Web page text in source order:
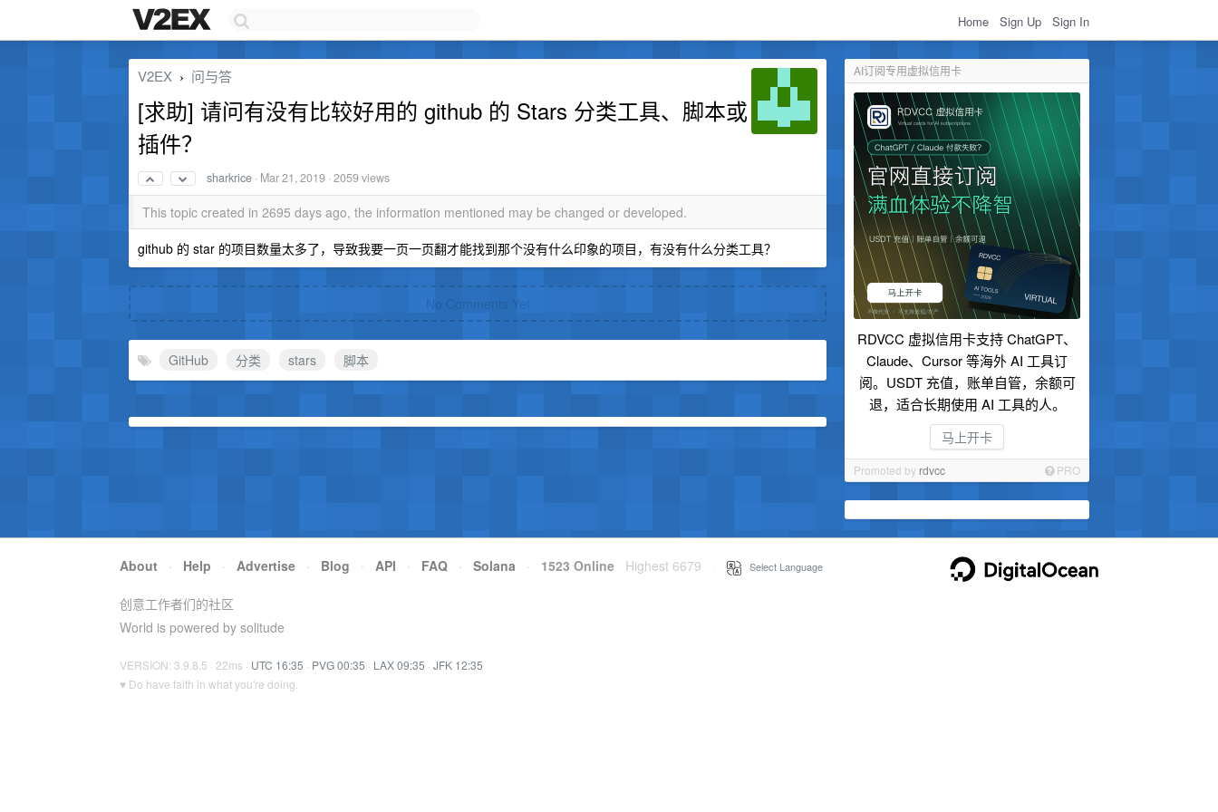
Home Sign Up Sign In
AI订阅专用虚拟信用卡
RDVCC 虚拟信用卡支持 ChatGPT、
Claude、Cursor 等海外 AI 工具订
阅。USDT 充值，账单自管，余额可
退，适合长期使用 AI 工具的人。
马上开卡
Promoted by rdvcc PRO
V2EX › 问与答
[求助] 请问有没有比较好用的 github 的 Stars 分类工具、脚本或
插件？
sharkrice · Mar 21, 2019 · 2059 views
This topic created in 2695 days ago, the information mentioned may be changed or developed.
github 的 star 的项目数量太多了，导致我要一页一页翻才能找到那个没有什么印象的项目，有没有什么分类工具？
No Comments Yet
GitHub 分类 stars 脚本
About · Help · Advertise · Blog · API · FAQ · Solana · 1523 Online Highest 6679 Select Language
创意工作者们的社区
World is powered by solitude
VERSION: 3.9.8.5 · 22ms · UTC 16:35 · PVG 00:35 · LAX 09:35 · JFK 12:35
♥ Do have faith in what you're doing.